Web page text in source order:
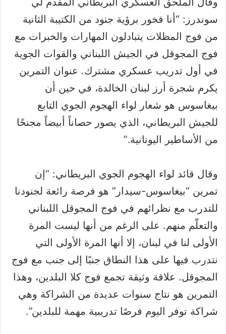
سوندرز: “أنا فخور برؤية جنود من الكتيبة الثانية
من فوج المظلات يتبادلون المهارات والخبرات مع
فوج المجوقل في الجيش اللبناني والقوات الجوية
في أول تدريب عسكري مشترك. عنوان التمرين
يكرم شجرة أرز لبنان الخالدة، في حين أن
بيغاسوس هو شعار لواء الهجوم الجوي التابع
للجيش البريطاني، الذي يصور حصاناً أبيضاً مجنحًا
من الأساطير اليونانية.”
وقال قائد لواء الهجوم الجوي البريطاني: “إن
تمرين “بيغاسوس-سيدار” هو فرصة رائعة لجنودنا
للتدرب مع نظرائهم في فوج المجوقل اللبناني
والتعلّم منهم. على الرغم من أنها ليست المرة
الأولى لنا في لبنان، إلا أنها المرة الأولى التي
نتدرب فيها على هذا النطاق جنبًا إلى جنب مع فوج
المجوقل. علاقة وثيقة تجمع فوج كلا البلدين، وهذا
التمرين هو نتاج سنوات عديدة من الشراكة وهي
شراكة توفر اليوم فرصًا تدريبية مهمة للبلدين”.